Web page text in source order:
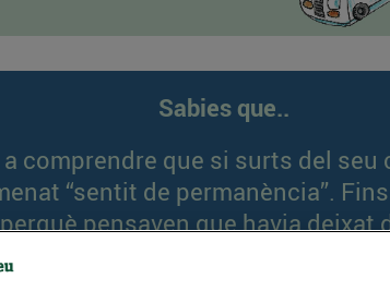
Sabies que..
comprendre que si surts del
“sentit de permanència”.
pensaven que havia deixat
pare s'amaga, espera que torni
surt de l'habitació, entén que